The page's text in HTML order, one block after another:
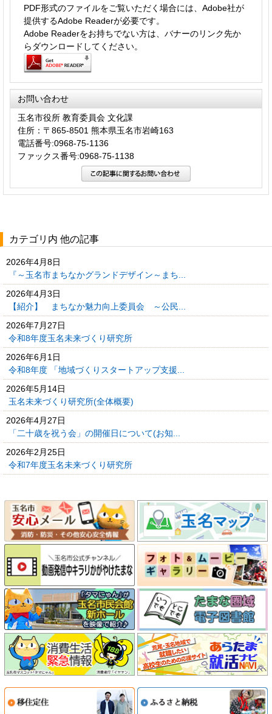
PDF形式のファイルをご覧いただく場合には、Adobe社が
提供するAdobe Readerが必要です。
Adobe Readerをお持ちでない方は、バナーのリンク先か
らダウンロードしてください。
お問い合わせ
玉名市役所 教育委員会 文化課
住所：〒865-8501 熊本県玉名市岩崎163
電話番号:0968-75-1136
ファックス番号:0968-75-1138
カテゴリ内 他の記事
2026年4月8日
『～玉名市まちなかグランドデザイン～まち...
2026年4月3日
【紹介】 まちなか魅力向上委員会 ～公民...
2026年7月27日
令和8年度玉名未来づくり研究所
2026年6月1日
令和8年度 「地域づくりスタートアップ支援...
2026年5月14日
玉名未来づくり研究所(全体概要)
2026年4月27日
「二十歳を祝う会」の開催日について(お知...
2026年2月25日
令和7年度玉名未来づくり研究所